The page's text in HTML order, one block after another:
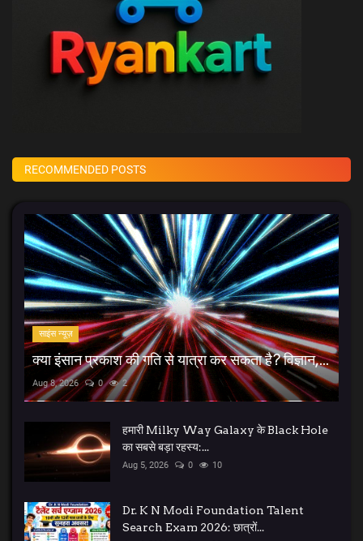
RECOMMENDED POSTS
साइंस न्यूज़
क्या इंसान प्रकाश की गति से यात्रा कर सकता है? विज्ञान,...
Aug 8, 2026 0 2
हमारी Milky Way Galaxy के Black Hole
का सबसे बड़ा रहस्य:...
Aug 5, 2026 0 10
Dr. K N Modi Foundation Talent
Search Exam 2026: छात्रों...